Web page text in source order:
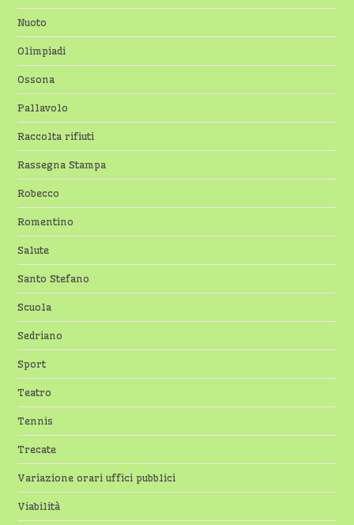
Nuoto
Olimpiadi
Ossona
Pallavolo
Raccolta rifiuti
Rassegna Stampa
Robecco
Romentino
Salute
Santo Stefano
Scuola
Sedriano
Sport
Teatro
Tennis
Trecate
Variazione orari uffici pubblici
Viabilità